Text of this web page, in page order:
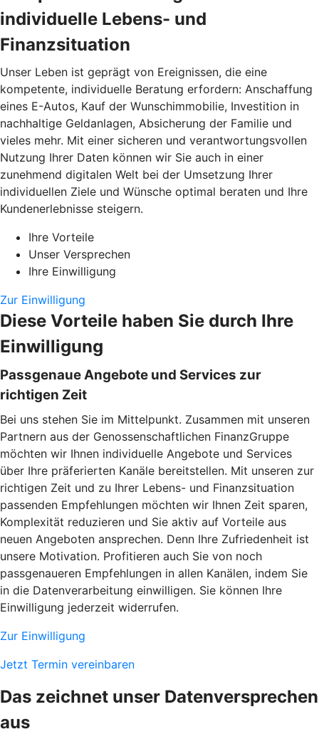
individuelle Lebens- und
Finanzsituation
Unser Leben ist geprägt von Ereignissen, die eine
kompetente, individuelle Beratung erfordern: Anschaffung
eines E-Autos, Kauf der Wunschimmobilie, Investition in
nachhaltige Geldanlagen, Absicherung der Familie und
vieles mehr. Mit einer sicheren und verantwortungsvollen
Nutzung Ihrer Daten können wir Sie auch in einer
zunehmend digitalen Welt bei der Umsetzung Ihrer
individuellen Ziele und Wünsche optimal beraten und Ihre
Kundenerlebnisse steigern.
Ihre Vorteile
Unser Versprechen
Ihre Einwilligung
Zur Einwilligung
Diese Vorteile haben Sie durch Ihre
Einwilligung
Passgenaue Angebote und Services zur
richtigen Zeit
Bei uns stehen Sie im Mittelpunkt. Zusammen mit unseren
Partnern aus der Genossenschaftlichen FinanzGruppe
möchten wir Ihnen individuelle Angebote und Services
über Ihre präferierten Kanäle bereitstellen. Mit unseren zur
richtigen Zeit und zu Ihrer Lebens- und Finanzsituation
passenden Empfehlungen möchten wir Ihnen Zeit sparen,
Komplexität reduzieren und Sie aktiv auf Vorteile aus
neuen Angeboten ansprechen. Denn Ihre Zufriedenheit ist
unsere Motivation. Profitieren auch Sie von noch
passgenaueren Empfehlungen in allen Kanälen, indem Sie
in die Datenverarbeitung einwilligen. Sie können Ihre
Einwilligung jederzeit widerrufen.
Zur Einwilligung
Jetzt Termin vereinbaren
Das zeichnet unser Datenversprechen
aus